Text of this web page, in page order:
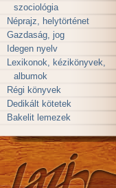
szociológia
Néprajz, helytörténet
Gazdaság, jog
Idegen nyelv
Lexikonok, kézikönyvek,
albumok
Régi könyvek
Dedikált kötetek
Bakelit lemezek